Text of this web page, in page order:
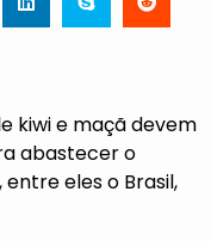
kiwi e maçã devem
abastecer o
eles o Brasil,